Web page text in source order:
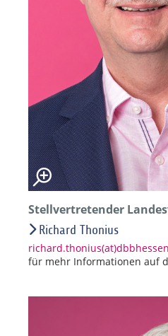
Stellvertretender
Richard Thonius
für mehr Informationen auf